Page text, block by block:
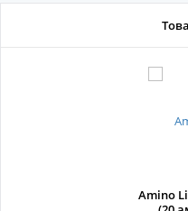
Amino